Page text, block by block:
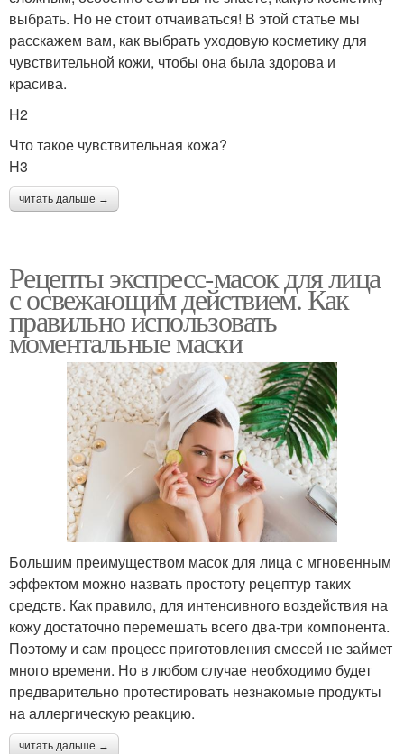
выбрать. Но не стоит отчаиваться! В этой статье мы
расскажем вам, как выбрать уходовую косметику для
чувствительной кожи, чтобы она была здорова и
красива.
H2
Что такое чувствительная кожа?
H3
читать дальше →
Рецепты экспресс-масок для лица
с освежающим действием. Как
правильно использовать
моментальные маски
Большим преимуществом масок для лица с мгновенным
эффектом можно назвать простоту рецептур таких
средств. Как правило, для интенсивного воздействия на
кожу достаточно перемешать всего два-три компонента.
Поэтому и сам процесс приготовления смесей не займет
много времени. Но в любом случае необходимо будет
предварительно протестировать незнакомые продукты
на аллергическую реакцию.
читать дальше →